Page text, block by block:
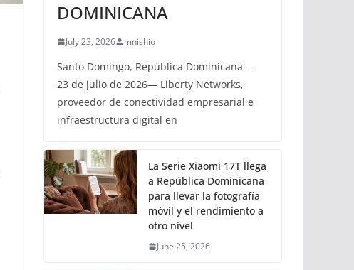
DOMINICANA
July 23, 2026 mnishio
Santo Domingo, República Dominicana —
23 de julio de 2026— Liberty Networks,
proveedor de conectividad empresarial e
infraestructura digital en
La Serie Xiaomi 17T llega
a República Dominicana
para llevar la fotografía
móvil y el rendimiento a
otro nivel
June 25, 2026